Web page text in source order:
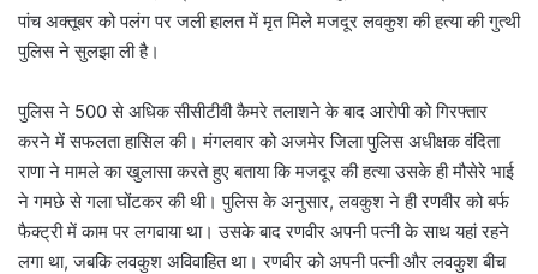
पांच अक्तूबर को पलंग पर जली हालत में मृत मिले मजदूर लवकुश की हत्या की गुत्थी
पुलिस ने सुलझा ली है।
पुलिस ने 500 से अधिक सीसीटीवी कैमरे तलाशने के बाद आरोपी को गिरफ्तार
करने में सफलता हासिल की। मंगलवार को अजमेर जिला पुलिस अधीक्षक वंदिता
राणा ने मामले का खुलासा करते हुए बताया कि मजदूर की हत्या उसके ही मौसेरे भाई
ने गमछे से गला घोंटकर की थी। पुलिस के अनुसार, लवकुश ने ही रणवीर को बर्फ
फैक्ट्री में काम पर लगवाया था। उसके बाद रणवीर अपनी पत्नी के साथ यहां रहने
लगा था, जबकि लवकुश अविवाहित था। रणवीर को अपनी पत्नी और लवकुश बीच